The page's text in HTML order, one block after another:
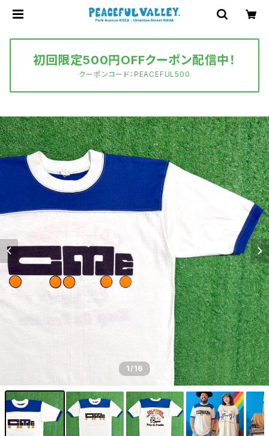
初回限定500円OFFクーポン配信中！
クーポンコード：PEACEFUL500
1/16